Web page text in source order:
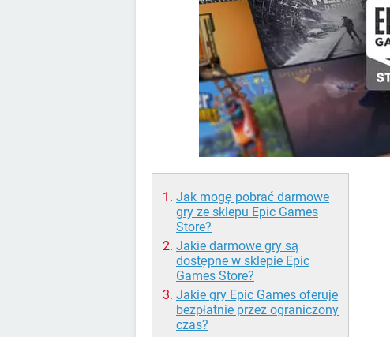
Jak mogę pobrać darmowe
gry ze sklepu Epic Games
Store?
Jakie darmowe gry są
dostępne w sklepie Epic
Games Store?
Jakie gry Epic Games oferuje
bezpłatnie przez ograniczony
czas?